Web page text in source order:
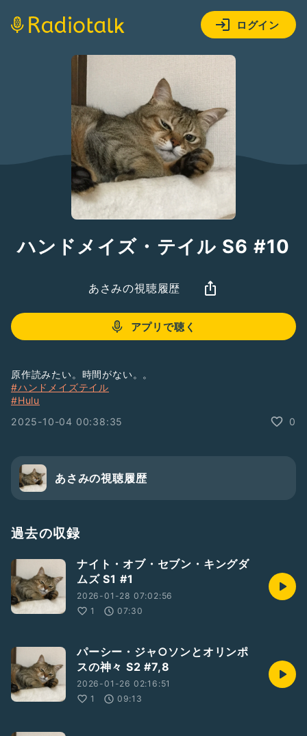
ログイン
ハンドメイズ・テイル S6 #10
あさみの視聴履歴
アプリで聴く
原作読みたい。時間がない。。
#ハンドメイズテイル
#Hulu
2025-10-04 00:38:35
0
あさみの視聴履歴
過去の収録
ナイト・オブ・セブン・キングダ
ムズ S1 #1
2026-01-28 07:02:56
1
07:30
パーシー・ジャ○ソンとオリンポ
スの神々 S2 #7,8
2026-01-26 02:16:51
1
09:13